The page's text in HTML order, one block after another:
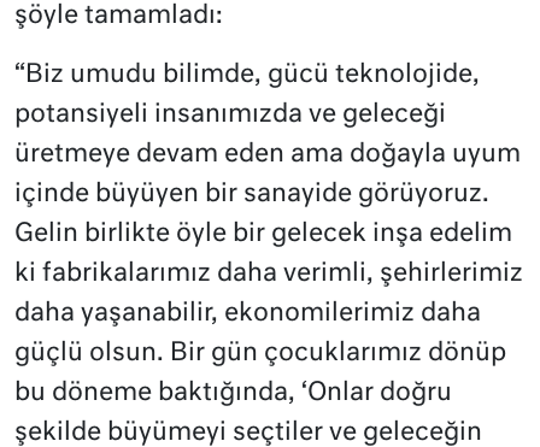
şöyle tamamladı:
“Biz umudu bilimde, gücü teknolojide,
potansiyeli insanımızda ve geleceği
üretmeye devam eden ama doğayla uyum
içinde büyüyen bir sanayide görüyoruz.
Gelin birlikte öyle bir gelecek inşa edelim
ki fabrikalarımız daha verimli, şehirlerimiz
daha yaşanabilir, ekonomilerimiz daha
güçlü olsun. Bir gün çocuklarımız dönüp
bu döneme baktığında, ‘Onlar doğru
şekilde büyümeyi seçtiler ve geleceğin